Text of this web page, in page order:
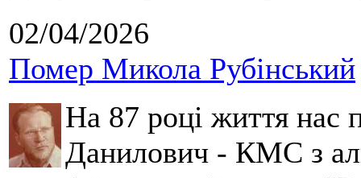
02/04/2026
Помер Микола Рубінський
На 87 році життя нас
Данилович - КМС з